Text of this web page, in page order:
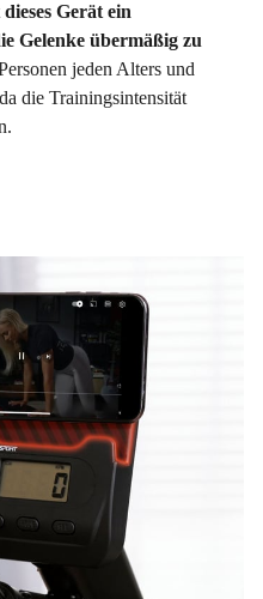
Gerät ein
Gelenke übermäßig zu
jeden Alters und
die Trainingsintensität